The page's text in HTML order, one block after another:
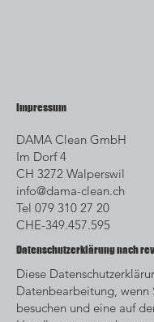
Impressum
DAMA Clean GmbH
Im Dorf 4
CH 3272 Walperswil
info@dama-clean.ch
Tel 079 310 27 20
CHE-349.457.595
Datenschutzerklärung nach
Diese
Datenbearbeitung, wenn
besuchen und eine auf